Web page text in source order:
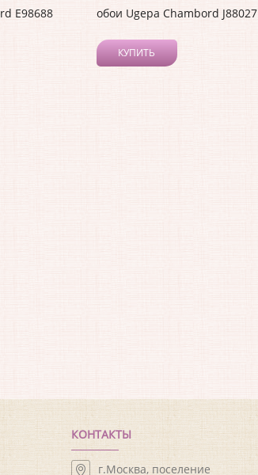
E98688 обои Ugepa Chambord J88027
КУПИТЬ
КОНТАКТЫ
г.Москва, поселение